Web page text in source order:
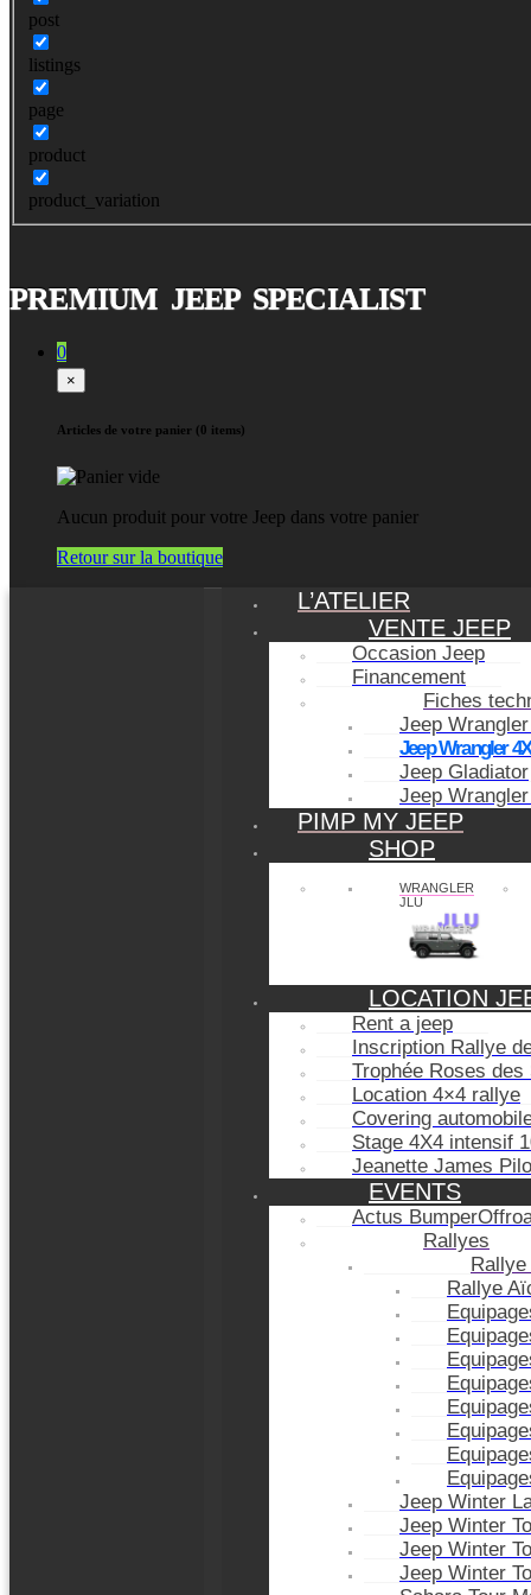
post
listings
page
product
product_variation
PREMIUM JEEP SPECIALIST
0
×
Articles de votre panier (0 items)
Aucun produit pour votre Jeep dans votre panier
Retour sur la boutique
L’ATELIER
VENTE JEEP
Occasion Jeep
Financement
Fiches
Jeep
Jeep Wrangler
Jeep Gladiator
Jeep
PIMP MY JEEP
SHOP
WRANGLER
JLU
LOCATION
Rent a jeep
Inscription Rallye
Trophée Roses des
Location 4×4 rallye
Covering
Stage 4X4 intensif
Jeanette James
EVENTS
Actus
Rallyes
Rallye
Jeep Winter
Jeep Winter
Jeep Winter
Jeep Winter